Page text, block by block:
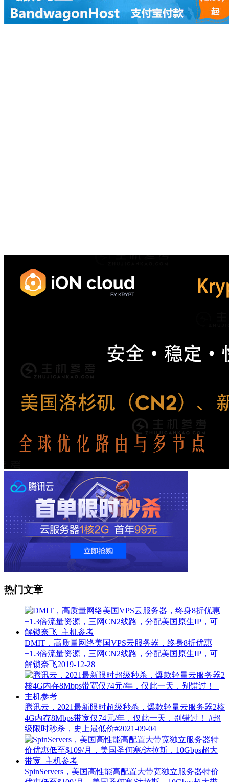
热门文章
DMIT，高质量网络美国VPS云服务器，终身8折优惠
+1.3倍流量资源，三网CN2线路，分配美国原生IP，可
解锁奈飞2019-12-28
腾讯云，2021最新限时超级秒杀，爆款轻量云服务器2核
4G内存8Mbps带宽仅74元/年，仅此一天，别错过！ #超
级限时秒杀，史上最低价#2021-09-04
SpinServers，美国高性能高配置大带宽独立服务器特价